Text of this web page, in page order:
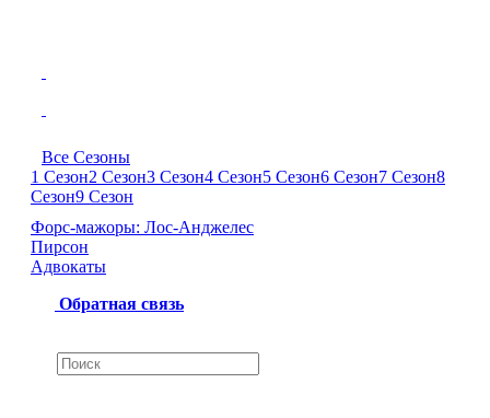
Все Сезоны
1 Сезон2 Сезон3 Сезон4 Сезон5 Сезон6 Сезон7 Сезон8
Сезон9 Сезон
Форс-мажоры: Лос-Анджелес
Пирсон
Адвокаты
Обратная связь